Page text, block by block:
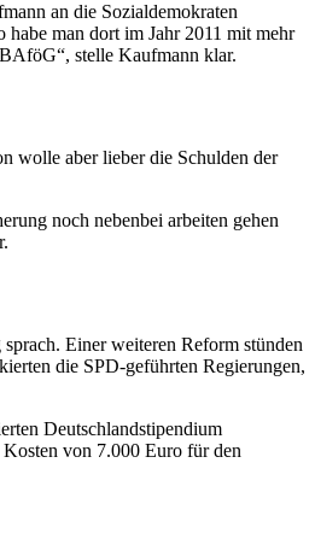
an die Sozialdemokraten
man dort im Jahr 2011 mit mehr
stelle Kaufmann klar.
wolle aber lieber die Schulden der
noch nebenbei arbeiten gehen
Einer weiteren Reform stünden
die SPD-geführten Regierungen,
Deutschlandstipendium
von 7.000 Euro für den